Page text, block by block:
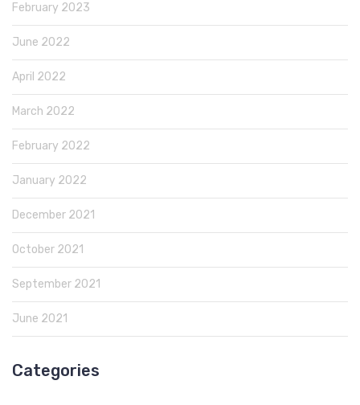
February 2023
June 2022
April 2022
March 2022
February 2022
January 2022
December 2021
October 2021
September 2021
June 2021
Categories